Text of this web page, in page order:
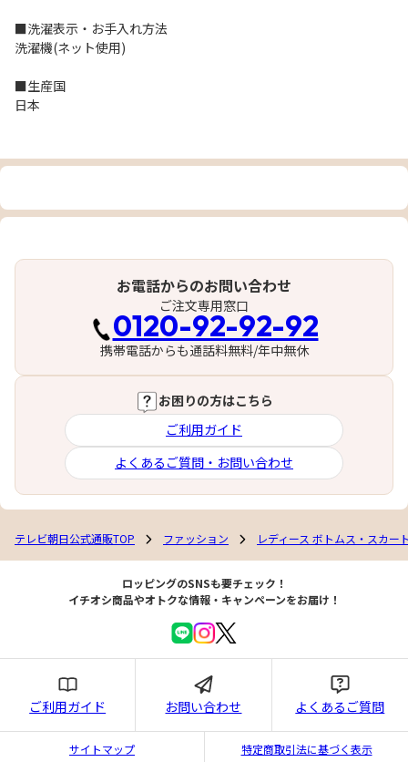
■洗濯表示・お手入れ方法
洗濯機(ネット使用)
■生産国
日本
お電話からのお問い合わせ
ご注文専用窓口
0120-92-92-92
携帯電話からも通話料無料/年中無休
お困りの方はこちら
ご利用ガイド
よくあるご質問・お問い合わせ
テレビ朝日公式通販TOP ファッション レディース ボトムス・スカー
ロッピングのSNSも要チェック！
イチオシ商品やオトクな情報・キャンペーンをお届け！
ご利用ガイド お問い合わせ よくあるご質問
サイトマップ 特定商取引法に基づく表示